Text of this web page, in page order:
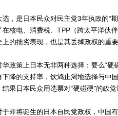
是日本民众对民主党3年执政的“期
核电、消费税、TPP（跨太平洋伙
的拙劣表现，也是其丢掉政权的重要
策上日本无非两种选择：要么“硬
下降的支持率，饮鸩止渴地选择与中
果日本民众用选票对“硬碰硬”的政党
将诞生的日本自民党政权，中国